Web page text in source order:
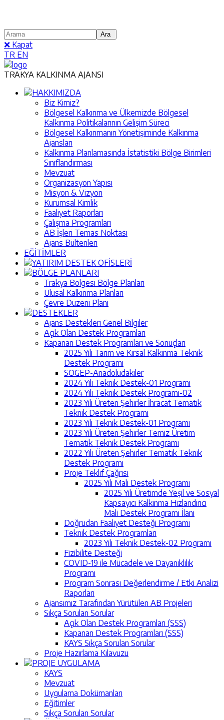
❌ Kapat
TR EN
TRAKYA KALKINMA AJANSI
HAKKIMIZDA
Biz Kimiz?
Bölgesel Kalkınma ve Ülkemizde Bölgesel
Kalkınma Politikalarının Gelişim Süreci
Bölgesel Kalkınmanın Yönetişiminde Kalkınma
Ajansları
Kalkınma Planlamasında İstatistiki Bölge Birimleri
Sınıflandırması
Mevzuat
Organizasyon Yapısı
Misyon & Vizyon
Kurumsal Kimlik
Faaliyet Raporları
Çalışma Programları
AB İşleri Temas Noktası
Ajans Bültenleri
EĞİTİMLER
YATIRIM DESTEK OFİSLERİ
BÖLGE PLANLARI
Trakya Bölgesi Bölge Planları
Ulusal Kalkınma Planları
Çevre Düzeni Planı
DESTEKLER
Ajans Destekleri Genel Bilgiler
Açık Olan Destek Programları
Kapanan Destek Programları ve Sonuçları
2025 Yılı Tarim ve Kırsal Kalkınma Teknik
Destek Programı
SOGEP-Anadoludakiler
2024 Yılı Teknik Destek-01 Programı
2024 Yılı Teknik Destek Programı-02
2023 Yılı Üreten Şehirler İhracat Tematik
Teknik Destek Programı
2023 Yılı Teknik Destek-01 Programı
2023 Yılı Üreten Şehirler Temiz Üretim
Tematik Teknik Destek Programı
2022 Yılı Üreten Şehirler Tematik Teknik
Destek Programı
Proje Teklif Çağrısı
2025 Yılı Mali Destek Programı
2025 Yılı Üretimde Yeşil ve Sosyal
Kapsayıcı Kalkınma Hızlandırıcı
Mali Destek Programı İlanı
Doğrudan Faaliyet Desteği Programı
Teknik Destek Programları
2023 Yılı Teknik Destek-02 Programı
Fizibilite Desteği
COVID-19 ile Mücadele ve Dayanıklılık
Programı
Program Sonrası Değerlendirme / Etki Analizi
Raporları
Ajansımız Tarafından Yürütülen AB Projeleri
Sıkça Sorulan Sorular
Açık Olan Destek Programları (SSS)
Kapanan Destek Programları (SSS)
KAYS Sıkça Sorulan Sorular
Proje Hazırlama Kılavuzu
PROJE UYGULAMA
KAYS
Mevzuat
Uygulama Dokümanları
Eğitimler
Sıkça Sorulan Sorular